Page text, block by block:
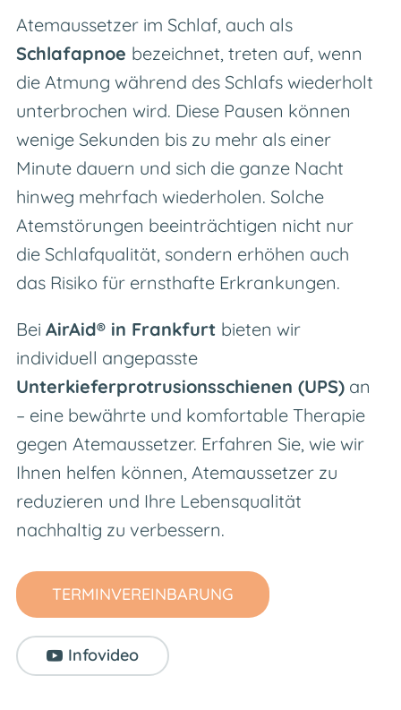
Atemaussetzer im Schlaf, auch als
Schlafapnoe bezeichnet, treten auf, wenn
die Atmung während des Schlafs wiederholt
unterbrochen wird. Diese Pausen können
wenige Sekunden bis zu mehr als einer
Minute dauern und sich die ganze Nacht
hinweg mehrfach wiederholen. Solche
Atemstörungen beeinträchtigen nicht nur
die Schlafqualität, sondern erhöhen auch
das Risiko für ernsthafte Erkrankungen.
Bei AirAid® in Frankfurt bieten wir
individuell angepasste
Unterkieferprotrusionsschienen (UPS)an
– eine bewährteund komfortable Therapie
gegen Atemaussetzer. Erfahren Sie, wie wir
Ihnen helfen können, Atemaussetzer zu
reduzieren und Ihre Lebensqualität
nachhaltig zu verbessern.
TERMINVEREINBARUNG
Infovideo